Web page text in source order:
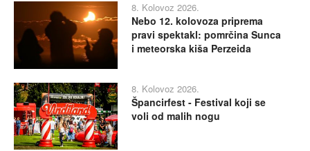
8. Kolovoz 2026.
Nebo 12. kolovoza priprema
pravi spektakl: pomrčina Sunca
i meteorska kiša Perzeida
8. Kolovoz 2026.
Špancirfest - Festival koji se
voli od malih nogu